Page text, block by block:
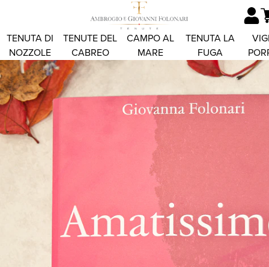
TENUTA DI
NOZZOLE
TENUTE DEL
CABREO
CAMPO AL
MARE
TENUTA LA
FUGA